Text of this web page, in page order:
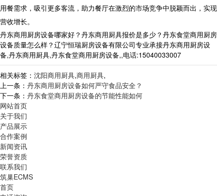
用餐需求，吸引更多客流，助力餐厅在激烈的市场竞争中脱颖而出，实现
营收增长。
丹东商用厨房设备哪家好？丹东商用厨具报价是多少？丹东食堂商用厨房
设备质量怎么样？辽宁恒瑞厨房设备有限公司专业承接丹东商用厨房设
备,丹东商用厨具,丹东食堂商用厨房设备,,电话:15040033007
相关标签： 沈阳商用厨具,商用厨具,
上一条： 丹东商用厨房设备如何严守食品安全？
下一条： 丹东食堂商用厨房设备的节能性能如何
网站首页
关于我们
产品展示
合作案例
新闻资讯
荣誉资质
联系我们
筑巢ECMS
首页